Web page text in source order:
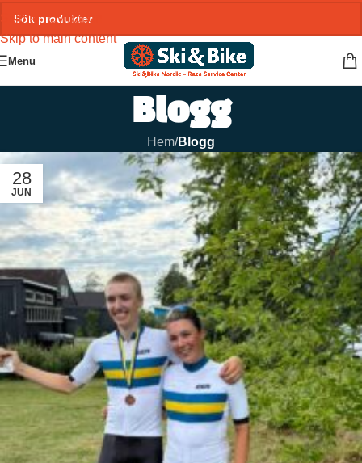
Skip to navigation
Skip to main content
Menu
Blogg
Hem/Blogg
28
JUN